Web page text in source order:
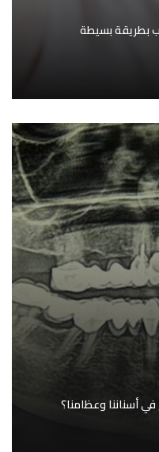
بطريقة بسيطة
أسناننا وعظامنا؟